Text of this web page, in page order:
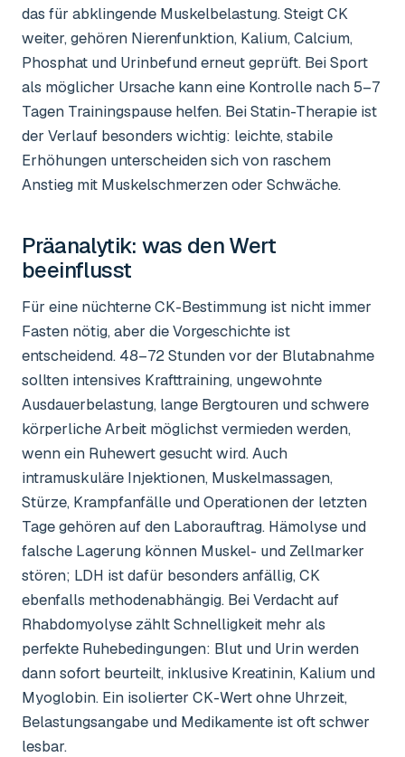
das für abklingende Muskelbelastung. Steigt CK
weiter, gehören Nierenfunktion, Kalium, Calcium,
Phosphat und Urinbefund erneut geprüft. Bei Sport
als möglicher Ursache kann eine Kontrolle nach 5–7
Tagen Trainingspause helfen. Bei Statin-Therapie ist
der Verlauf besonders wichtig: leichte, stabile
Erhöhungen unterscheiden sich von raschem
Anstieg mit Muskelschmerzen oder Schwäche.
Präanalytik: was den Wert
beeinflusst
Für eine nüchterne CK-Bestimmung ist nicht immer
Fasten nötig, aber die Vorgeschichte ist
entscheidend. 48–72 Stunden vor der Blutabnahme
sollten intensives Krafttraining, ungewohnte
Ausdauerbelastung, lange Bergtouren und schwere
körperliche Arbeit möglichst vermieden werden,
wenn ein Ruhewert gesucht wird. Auch
intramuskuläre Injektionen, Muskelmassagen,
Stürze, Krampfanfälle und Operationen der letzten
Tage gehören auf den Laborauftrag. Hämolyse und
falsche Lagerung können Muskel- und Zellmarker
stören; LDH ist dafür besonders anfällig, CK
ebenfalls methodenabhängig. Bei Verdacht auf
Rhabdomyolyse zählt Schnelligkeit mehr als
perfekte Ruhebedingungen: Blut und Urin werden
dann sofort beurteilt, inklusive Kreatinin, Kalium und
Myoglobin. Ein isolierter CK-Wert ohne Uhrzeit,
Belastungsangabe und Medikamente ist oft schwer
lesbar.